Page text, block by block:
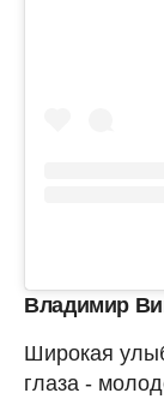
Владимир
Широкая
глаза -